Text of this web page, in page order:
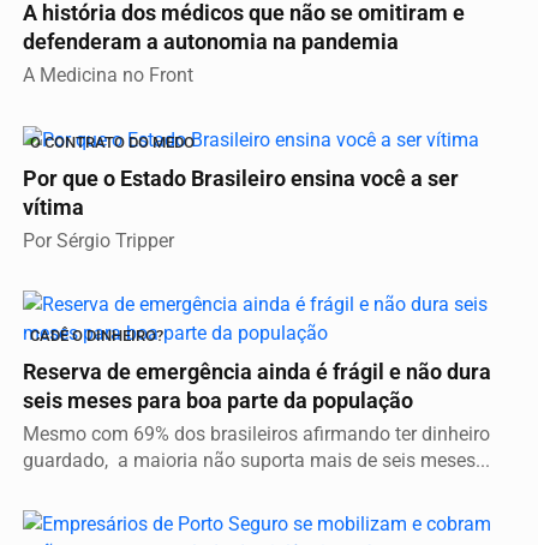
A história dos médicos que não se omitiram e
defenderam a autonomia na pandemia
A Medicina no Front
O CONTRATO DO MEDO
Por que o Estado Brasileiro ensina você a ser
vítima
Por Sérgio Tripper
CADÊ O DINHEIRO?
Reserva de emergência ainda é frágil e não dura
seis meses para boa parte da população
Mesmo com 69% dos brasileiros afirmando ter dinheiro
guardado, a maioria não suporta mais de seis meses...